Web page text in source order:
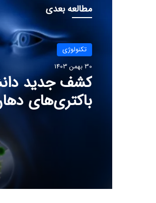
مطالعه بعدی
تکنولوژی
30 بهمن 1403
کشف جدید
باکتری‌های
ابتلا به